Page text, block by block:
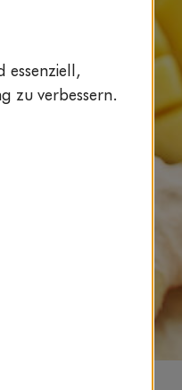
essenziell,
zu verbessern.